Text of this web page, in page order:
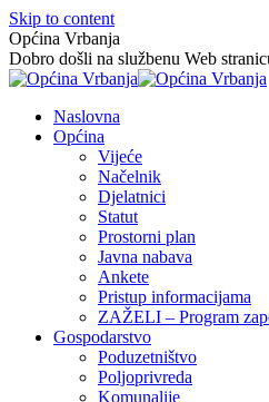
Skip to content
Općina Vrbanja
Dobro došli na službenu Web
Naslovna
Općina
Vijeće
Načelnik
Djelatnici
Statut
Prostorni plan
Javna nabava
Ankete
Pristup informacijama
ZAŽELI – Program
Gospodarstvo
Poduzetništvo
Poljoprivreda
Komunalije